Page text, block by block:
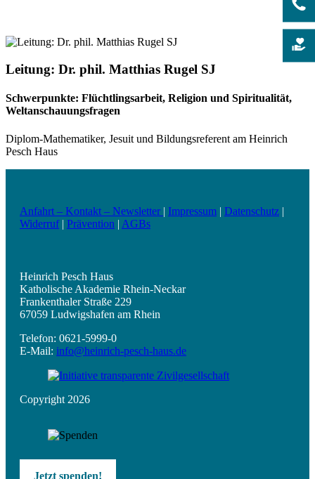
Leitung: Dr. phil. Matthias Rugel SJ
Schwerpunkte: Flüchtlingsarbeit, Religion und Spiritualität,
Weltanschauungsfragen
Diplom-Mathematiker, Jesuit und Bildungsreferent am Heinrich
Pesch Haus
Anfahrt – Kontakt – Newsletter | Impressum | Datenschutz |
Widerruf| Prävention | AGBs
Heinrich Pesch Haus
Katholische Akademie Rhein-Neckar
Frankenthaler Straße 229
67059 Ludwigshafen am Rhein
Telefon: 0621-5999-0
E-Mail: info@heinrich-pesch-haus.de
Copyright 2026
Jetzt spenden!